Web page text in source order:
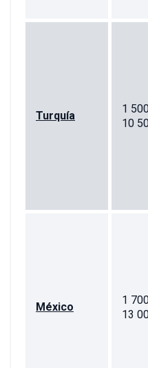
Turquía
1
10
México
1
13